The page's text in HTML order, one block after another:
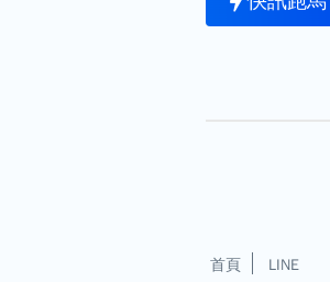
首頁 LINE